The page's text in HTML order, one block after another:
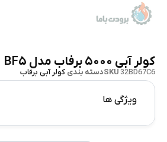
کولر آبی ۵۰۰۰ برفاب مدل BF۵
SKU 32BD67C6 دسته بندی کولر آبی برفاب
ویژگی ها